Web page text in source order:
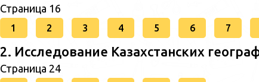
Страница 16
1 2 3 4 5 6 7
2. Исследование Казахстанских
Страница 24